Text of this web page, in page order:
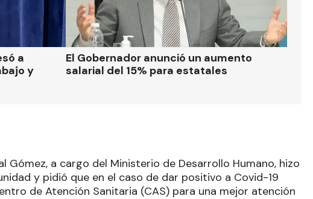
a
y
El Gobernador anunció un aumento
salarial del 15% para estatales
Gómez, a cargo del Ministerio de Desarrollo Humano, hizo
y pidió que en el caso de dar positivo a Covid-19
de Atención Sanitaria (CAS) para una mejor atención